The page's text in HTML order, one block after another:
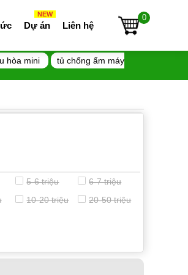
Dự án
NEW
Liên hệ
0
hòa mini
tủ chống ẩm máy
5-6 triệu
6-7 triệu
10-20 triệu
20-50 triệu